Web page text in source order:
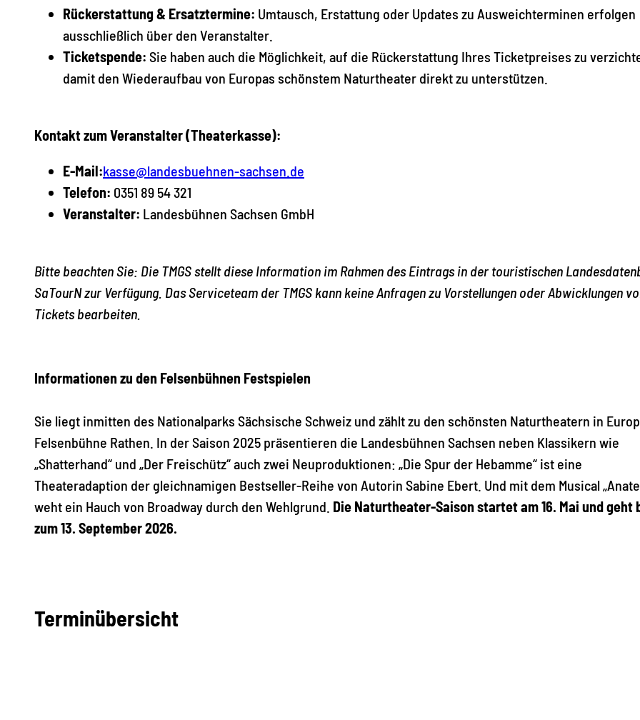
Rückerstattung & Ersatztermine: Umtausch, Erstattung oder Updates zu Ausweichterminen erfolgen
ausschließlich über den Veranstalter.
Ticketspende: Sie haben auch die Möglichkeit, auf die Rückerstattung Ihres Ticketpreises zu
damit den Wiederaufbau von Europas schönstem Naturtheater direkt zu unterstützen.
Kontakt zum Veranstalter (Theaterkasse):
E-Mail:kasse@landesbuehnen-sachsen.de
Telefon: 0351 89 54 321
Veranstalter: Landesbühnen Sachsen GmbH
Bitte beachten Sie: Die TMGS stellt diese Information im Rahmen des Eintrags in der touristischen
SaTourN zur Verfügung. Das Serviceteam der TMGS kann keine Anfragen zu Vorstellungen oder Abwicklungen
Tickets bearbeiten.
Informationen zu den Felsenbühnen Festspielen
Sie liegt inmitten des Nationalparks Sächsische Schweiz und zählt zu den schönsten Naturtheatern in
Felsenbühne Rathen. In der Saison 2025 präsentieren die Landesbühnen Sachsen neben Klassikern wie
„Shatterhand“ und „Der Freischütz“ auch zwei Neuproduktionen: „Die Spur der Hebamme“ ist eine
Theateradaption der gleichnamigen Bestseller-Reihe von Autorin Sabine Ebert. Und mit dem Musical
weht ein Hauch von Broadway durch den Wehlgrund. Die Naturtheater-Saison startet am 16. Mai und geht
zum 13. September 2026.
Terminübersicht